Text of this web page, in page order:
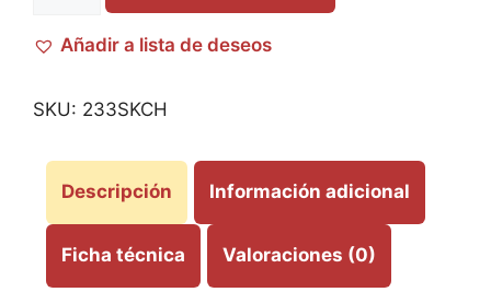
Añadir a lista de deseos
SKU: 233SKCH
Descripción Información adicional
Ficha técnica Valoraciones (0)